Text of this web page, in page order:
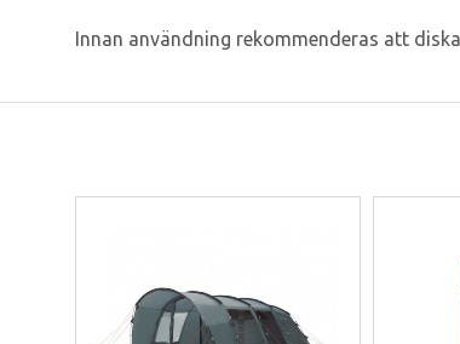
Innan användning rekommenderas att